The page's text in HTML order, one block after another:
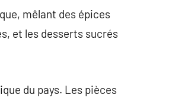
mêlant des épices
et les desserts sucrés
du pays. Les pièces